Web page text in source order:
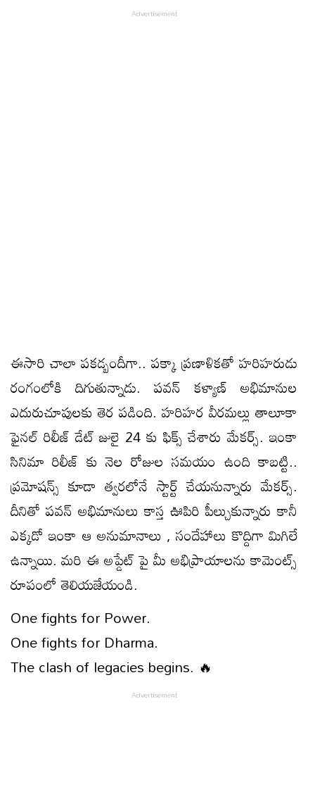
ఈసారి చాలా పకడ్బందీగా.. పక్కా ప్రణాళికతో హరిహరుడు
రంగంలోకి దిగుతున్నాడు. పవన్ కళ్యాణ్ అభిమానుల
ఎదురుచూపులకు తెర పడింది. హరిహర వీరమల్లు తాలూకా
ఫైనల్ రిలీజ్ డేట్ జులై 24 కు ఫిక్స్ చేశారు మేకర్స్. ఇంకా
సినిమా రిలీజ్ కు నెల రోజుల సమయం ఉంది కాబట్టి..
ప్రమోషన్స్ కూడా త్వరలోనే స్టార్ట్ చేయనున్నారు మేకర్స్.
దీనితో పవన్ అభిమానులు కాస్త ఊపిరి పీల్చుకున్నారు కానీ
ఎక్కడో ఇంకా ఆ అనుమానాలు , సందేహాలు కొద్దిగా మిగిలే
ఉన్నాయి. మరి ఈ అప్డేట్ పై మీ అభిప్రాయాలను కామెంట్స్
రూపంలో తెలియజేయండి.
One fights for Power.
One fights for Dharma.
The clash of legacies begins. 🔥